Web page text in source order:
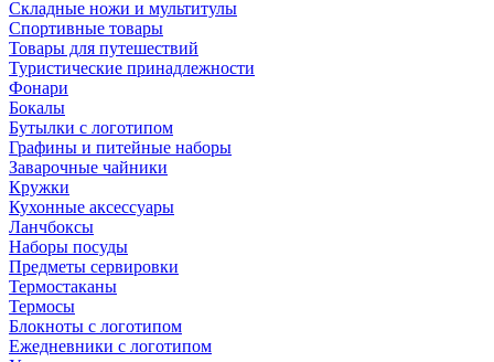
Складные ножи и мультитулы
Спортивные товары
Товары для путешествий
Туристические принадлежности
Фонари
Бокалы
Бутылки с логотипом
Графины и питейные наборы
Заварочные чайники
Кружки
Кухонные аксессуары
Ланчбоксы
Наборы посуды
Предметы сервировки
Термостаканы
Термосы
Блокноты с логотипом
Ежедневники с логотипом